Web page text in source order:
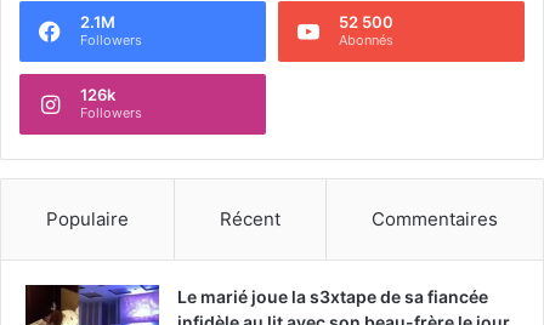
2.1M
Followers
52 500
Abonnés
126k
Followers
Populaire Récent Commentaires
Le marié joue la s3xtape de sa fiancée